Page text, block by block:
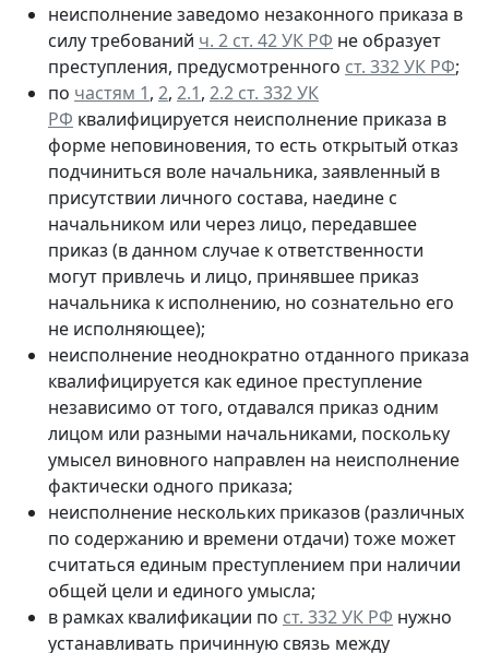
неисполнение заведомо незаконного приказа в
силу требований ч. 2 ст. 42 УК РФ не образует
преступления, предусмотренного ст. 332 УК РФ;
по частям 1, 2, 2.1, 2.2 ст. 332 УК
РФ квалифицируется неисполнение приказа в
форме неповиновения, то есть открытый отказ
подчиниться воле начальника, заявленный в
присутствии личного состава, наедине с
начальником или через лицо, передавшее
приказ (в данном случае к ответственности
могут привлечь и лицо, принявшее приказ
начальника к исполнению, но сознательно его
не исполняющее);
неисполнение неоднократно отданного приказа
квалифицируется как единое преступление
независимо от того, отдавался приказ одним
лицом или разными начальниками, поскольку
умысел виновного направлен на неисполнение
фактически одного приказа;
неисполнение нескольких приказов (различных
по содержанию и времени отдачи) тоже может
считаться единым преступлением при наличии
общей цели и единого умысла;
в рамках квалификации по ст. 332 УК РФ нужно
устанавливать причинную связь между